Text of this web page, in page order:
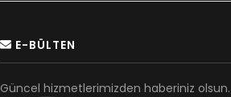
E-BÜLTEN
Güncel hizmetlerimizden haberiniz olsun.